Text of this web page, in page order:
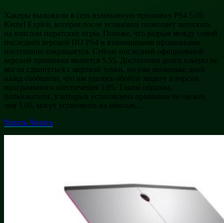
Хакеры выложили в сеть взломанную прошивку PS4 5.05
Kernel Exploit, которая после установки позволяет запускать
на консоли пиратские игры. Похоже, что разрыв между самой
последней версией ПО PS4 и взломанными прошивками
постепенно сокращается. Сейчас последней официальной
версией прошивки является 5.55. Достаточно долго хакеры не
могли сдвинуться с мертвой точки, но уже несколько дней
назад сообщили, что им удалось обойти защиту в версии
программного обеспечения 5.05. Таким образом,
пользователи, у которых установлена прошивка не свежее,
чем 5.05, могут установить на консоль…
Читать Читать